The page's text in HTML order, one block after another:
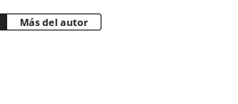
Más del autor